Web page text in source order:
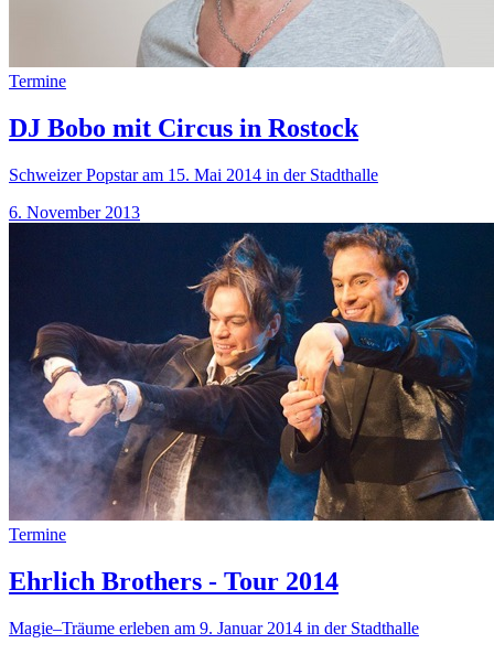
Termine
DJ Bobo mit Circus in Rostock
Schweizer Popstar am 15. Mai 2014 in der Stadthalle
6. November 2013
Termine
Ehrlich Brothers - Tour 2014
Magie–Träume erleben am 9. Januar 2014 in der Stadthalle